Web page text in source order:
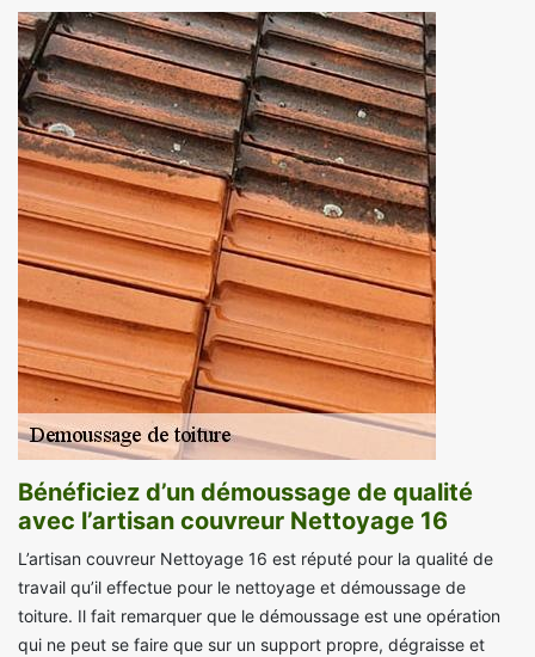
Bénéficiez d’un démoussage de qualité
avec l’artisan couvreur Nettoyage 16
L’artisan couvreur Nettoyage 16 est réputé pour la qualité de
travail qu’il effectue pour le nettoyage et démoussage de
toiture. Il fait remarquer que le démoussage est une opération
qui ne peut se faire que sur un support propre, dégraisse et